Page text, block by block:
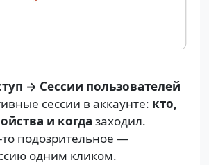
→ Сессии пользователей
сессии в аккаунте: кто,
и когда заходил.
подозрительное —
одним кликом.